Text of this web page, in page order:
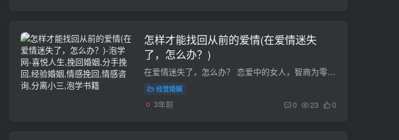
怎样才能找回从前的爱情(在爱情迷失
了，怎么办？)
在爱情迷失了，怎么办？ 恋爱中的女人，智商为零！有话很有道理！ 但是我要说。恋爱中的女人，智商为负（付），付出的付！女人，你可以为你爱的男人付出，但前提是，你要活的快乐、要活出自我！...
经营婚姻
3年前 0 23 0